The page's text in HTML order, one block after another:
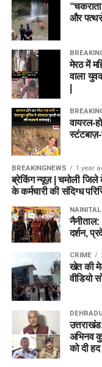
और
मेरठ में
वाला
वायरल-
स्टंटबाज़-
BREAKINGNEWS 1 year
ब्रेकिंग न्यूज़ | चमोली जिले
के कर्मचारी की संदिग्ध
NAINITAL
नैनीताल:
दर्शन,
CRIME
खेत की
वीडियो
अभिनव
को दी